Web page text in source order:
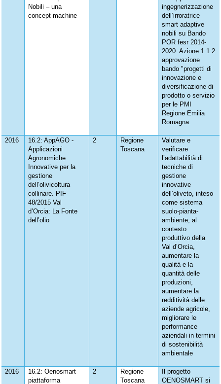
Nobili – una
concept machine
ingegnerizzazione
dell’irroratrice
smart adaptive
nobili su Bando
POR fesr 2014-
2020. Azione 1.1.2
approvazione
bando "progetti di
innovazione e
diversificazione di
prodotto o servizio
per le PMI
Regione Emilia
Romagna.
2016
16.2: AppAGO -
Applicazioni
Agronomiche
Innovative per la
gestione
dell’olivicoltura
collinare. PIF
48/2015 Val
d’Orcia: La Fonte
dell’olio
2
Regione
Toscana
Valutare e
verificare
l’adattabilità di
tecniche di
gestione
innovative
dell’oliveto, inteso
come sistema
suolo-pianta-
ambiente, al
contesto
produttivo della
Val d’Orcia,
aumentare la
qualità e la
quantità delle
produzioni,
aumentare la
redditività delle
aziende agricole,
migliorare le
performance
aziendali in termini
di sostenibilità
ambientale
2016
16.2: Oenosmart
piattaforma
2
Regione
Toscana
Il progetto
OENOSMART si